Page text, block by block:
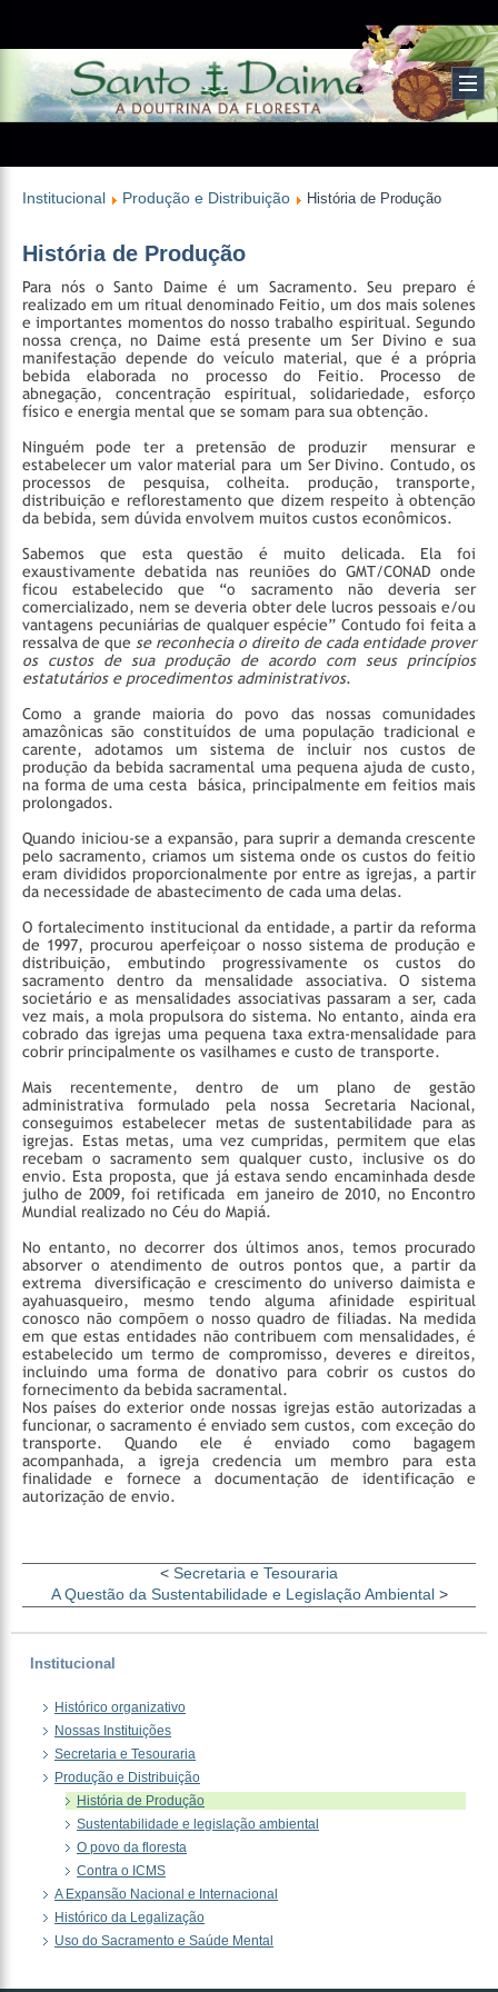
Institucional Produção e Distribuição História de Produção
História de Produção
Para nós o Santo Daime é um Sacramento. Seu preparo é
realizado em um ritual denominado Feitio, um dos mais solenes
e importantes momentos do nosso trabalho espiritual. Segundo
nossa crença, no Daime está presente um Ser Divino e sua
manifestação depende do veículo material, que é a própria
bebida elaborada no processo do Feitio. Processo de
abnegação, concentração espiritual, solidariedade, esforço
físico e energia mental que se somam para sua obtenção.
Ninguém pode ter a pretensão de produzir mensurar e
estabelecer um valor material para um Ser Divino. Contudo, os
processos de pesquisa, colheita. produção, transporte,
distribuição e reflorestamento que dizem respeito à obtenção
da bebida, sem dúvida envolvem muitos custos econômicos.
Sabemos que esta questão é muito delicada. Ela foi
exaustivamente debatida nas reuniões do GMT/CONAD onde
ficou estabelecido que “o sacramento não deveria ser
comercializado, nem se deveria obter dele lucros pessoais e/ou
vantagens pecuniárias de qualquer espécie” Contudo foi feita a
ressalva de que se reconhecia o direito de cada entidade prover
os custos de sua produção de acordo com seus princípios
estatutários e procedimentos administrativos.
Como a grande maioria do povo das nossas comunidades
amazônicas são constituídos de uma população tradicional e
carente, adotamos um sistema de incluir nos custos de
produção da bebida sacramental uma pequena ajuda de custo,
na forma de uma cesta básica, principalmente em feitios mais
prolongados.
Quando iniciou-se a expansão, para suprir a demanda crescente
pelo sacramento, criamos um sistema onde os custos do feitio
eram divididos proporcionalmente por entre as igrejas, a partir
da necessidade de abastecimento de cada uma delas.
O fortalecimento institucional da entidade, a partir da reforma
de 1997, procurou aperfeiçoar o nosso sistema de produção e
distribuição, embutindo progressivamente os custos do
sacramento dentro da mensalidade associativa. O sistema
societário e as mensalidades associativas passaram a ser, cada
vez mais, a mola propulsora do sistema. No entanto, ainda era
cobrado das igrejas uma pequena taxa extra-mensalidade para
cobrir principalmente os vasilhames e custo de transporte.
Mais recentemente, dentro de um plano de gestão
administrativa formulado pela nossa Secretaria Nacional,
conseguimos estabelecer metas de sustentabilidade para as
igrejas. Estas metas, uma vez cumpridas, permitem que elas
recebam o sacramento sem qualquer custo, inclusive os do
envio. Esta proposta, que já estava sendo encaminhada desde
julho de 2009, foi retificada em janeiro de 2010, no Encontro
Mundial realizado no Céu do Mapiá.
No entanto, no decorrer dos últimos anos, temos procurado
absorver o atendimento de outros pontos que, a partir da
extrema diversificação e crescimento do universo daimista e
ayahuasqueiro, mesmo tendo alguma afinidade espiritual
conosco não compõem o nosso quadro de filiadas. Na medida
em que estas entidades não contribuem com mensalidades, é
estabelecido um termo de compromisso, deveres e direitos,
incluindo uma forma de donativo para cobrir os custos do
fornecimento da bebida sacramental.
Nos países do exterior onde nossas igrejas estão autorizadas a
funcionar, o sacramento é enviado sem custos, com exceção do
transporte. Quando ele é enviado como bagagem
acompanhada, a igreja credencia um membro para esta
finalidade e fornece a documentação de identificação e
autorização de envio.
< Secretaria e Tesouraria
A Questão da Sustentabilidade e Legislação Ambiental>
Institucional
Histórico organizativo
Nossas Instituições
Secretaria e Tesouraria
Produção e Distribuição
História de Produção
Sustentabilidade e legislação ambiental
O povo da floresta
Contra o ICMS
A Expansão Nacional e Internacional
Histórico da Legalização
Uso do Sacramento e Saúde Mental